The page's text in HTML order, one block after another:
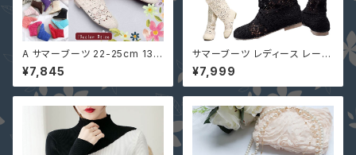
A サマーブーツ 22-25cm 13色
夏ブーツ 即納 レース ショート
ブーツ シースルー ローヒール
ぺたんこ BW132773-A
¥7,845
サマーブーツ レディース レース
ロング 即納 夏ブーツ 夏フェス
ミドルブーツ ハーフブーツ ぺた
んこ 12色7サイズ 大きいサイズ
17 送料無料
¥7,999